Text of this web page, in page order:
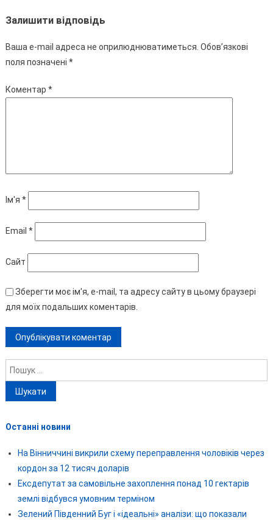
Залишити відповідь
Ваша e-mail адреса не оприлюднюватиметься. Обов’язкові
поля позначені *
Коментар *
Ім'я *
Email *
Сайт
Зберегти моє ім'я, e-mail, та адресу сайту в цьому браузері
для моїх подальших коментарів.
Пошук:
Останні новини
На Вінниччині викрили схему переправлення чоловіків через
кордон за 12 тисяч доларів
Ексдепутат за самовільне захоплення понад 10 гектарів
землі відбувся умовним терміном
Зелений Південний Буг і «ідеальні» аналізи: що показали